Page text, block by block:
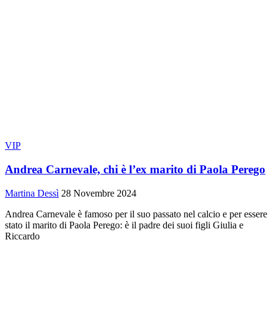
VIP
Andrea Carnevale, chi è l’ex marito di Paola Perego
Martina Dessì 28 Novembre 2024
Andrea Carnevale è famoso per il suo passato nel calcio e per essere
stato il marito di Paola Perego: è il padre dei suoi figli Giulia e
Riccardo